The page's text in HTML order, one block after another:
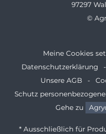
97297
©
Meine Cookies
Datenschutzerklärung
Unsere AGB
Schutz
Gehe zu
* Ausschließlich für